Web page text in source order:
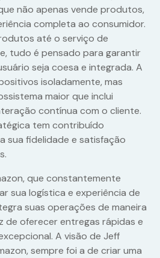
não apenas vende produtos,
completa ao consumidor.
até o serviço de
tudo é pensado para garantir
seja coesa e integrada. A
isoladamente, mas
maior que inclui
contínua com o cliente.
tem contribuído
sua fidelidade e satisfação
que constantemente
sua logística e experiência de
suas operações de maneira
de oferecer entregas rápidas e
A visão de Jeff
sempre foi a de criar uma